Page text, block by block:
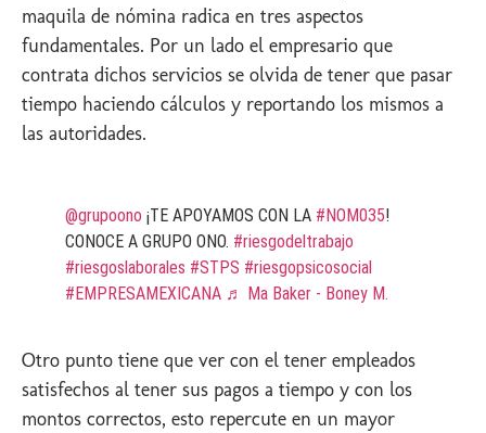
maquila de nómina radica en tres aspectos
fundamentales. Por un lado el empresario que
contrata dichos servicios se olvida de tener que pasar
tiempo haciendo cálculos y reportando los mismos a
las autoridades.
@grupoono ¡TE APOYAMOS CON LA #NOM035!
CONOCE A GRUPO ONO. #riesgodeltrabajo
#riesgoslaborales #STPS #riesgopsicosocial
#EMPRESAMEXICANA ♬ Ma Baker - Boney M.
Otro punto tiene que ver con el tener empleados
satisfechos al tener sus pagos a tiempo y con los
montos correctos, esto repercute en un mayor